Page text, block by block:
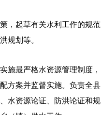
，起草有关水利工作的规范
规划等。
施最严格水资源管理制度，
方案并监督实施。负责全县
水资源论证、防洪论证和规